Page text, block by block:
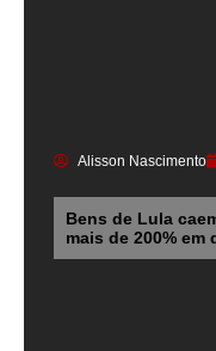
Alisson Nascimento
Bens de Lula
mais de 200% em